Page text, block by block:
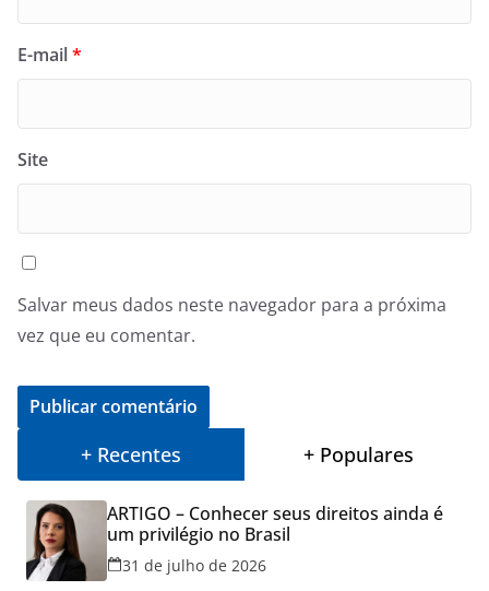
E-mail*
Site
Salvar meus dados neste navegador para a próxima
vez que eu comentar.
+ Recentes + Populares
ARTIGO – Conhecer seus direitos ainda é
um privilégio no Brasil
31 de julho de 2026